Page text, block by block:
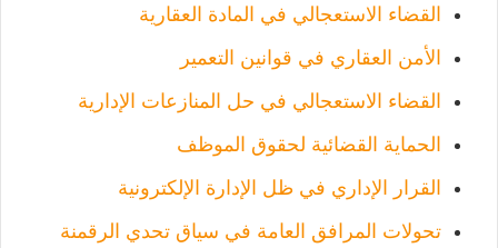
القضاء الاستعجالي في المادة العقارية
الأمن العقاري في قوانين التعمير
القضاء الاستعجالي في حل المنازعات الإدارية
الحماية القضائية لحقوق الموظف
القرار الإداري في ظل الإدارة الإلكترونية
تحولات المرافق العامة في سياق تحدي الرقمنة